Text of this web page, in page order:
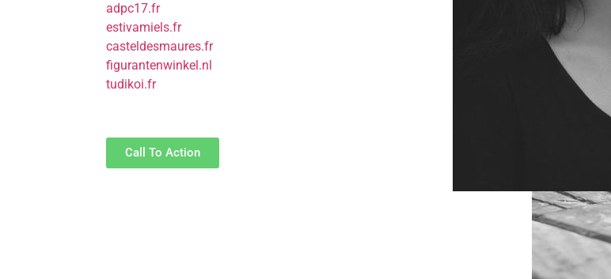
adpc17.fr
estivamiels.fr
casteldesmaures.fr
figurantenwinkel.nl
tudikoi.fr
Call To Action